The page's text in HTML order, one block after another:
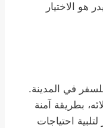
هو الاختيار
في المدينة.
بطريقة آمنة
احتياجات